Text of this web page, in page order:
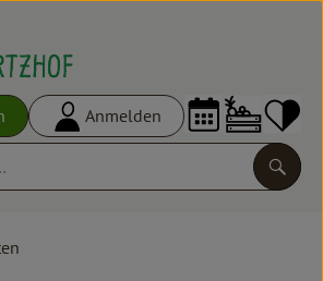
Anmelden
öffnen oder